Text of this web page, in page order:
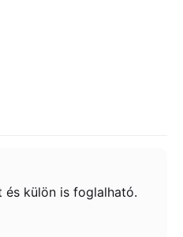
és külön is foglalható.